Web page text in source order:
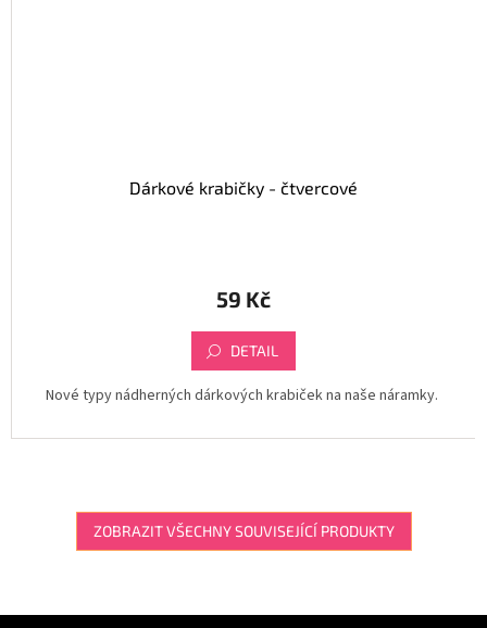
Dárkové krabičky - čtvercové
59 Kč
DETAIL
Nové typy nádherných dárkových krabiček na naše náramky.
ZOBRAZIT VŠECHNY SOUVISEJÍCÍ PRODUKTY